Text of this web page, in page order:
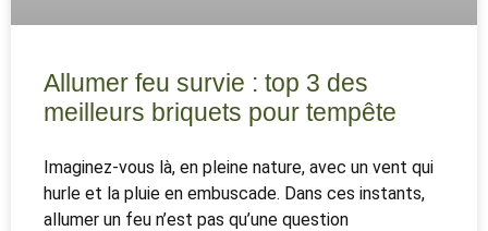
Allumer feu survie : top 3 des
meilleurs briquets pour tempête
Imaginez-vous là, en pleine nature, avec un vent qui
hurle et la pluie en embuscade. Dans ces instants,
allumer un feu n’est pas qu’une question